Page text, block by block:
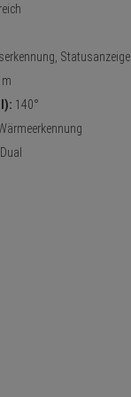
Statusanzeige
140°